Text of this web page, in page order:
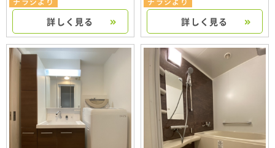
チラシより
詳しく見る
チラシより
詳しく見る